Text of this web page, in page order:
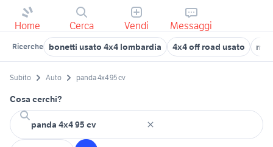
Home Cerca Vendi Messaggi
Ricerche bonetti usato 4x4 lombardia 4x4 off road usato
Subito Auto panda 4x4 95 cv
Cosa cerchi?